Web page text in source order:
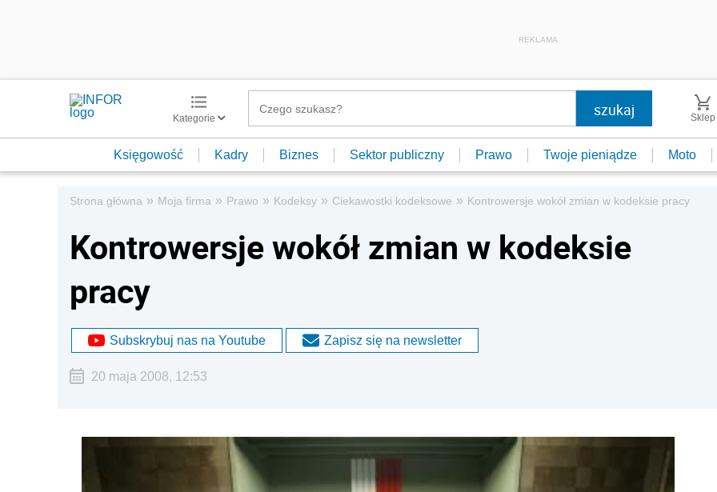
REKLAMA
Kategorie Sklep
Księgowość Kadry Biznes Sektor publiczny Prawo Twoje pieniądze Moto
Strona główna » Moja firma » Prawo » Kodeksy » Ciekawostki kodeksowe » Kontrowersje wokół zmian w kodeksie pracy
Kontrowersje wokół zmian w kodeksie
pracy
Subskrybuj nas na Youtube Zapisz się na newsletter
20 maja 2008, 12:53